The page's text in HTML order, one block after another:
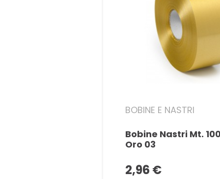
BOBINE E NASTRI
Bobine Nastri Mt.
Oro 03
2,96 €